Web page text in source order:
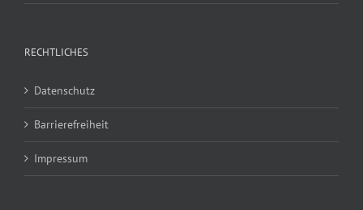
RECHTLICHES
Datenschutz
Barrierefreiheit
Impressum